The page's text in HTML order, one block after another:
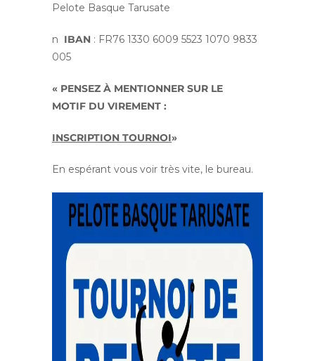
Pelote Basque Tarusate
n IBAN : FR76 1330 6009 5523 1070 9833
005
« PENSEZ À MENTIONNER SUR LE
MOTIF DU VIREMENT :
INSCRIPTION TOURNOI»
En espérant vous voir très vite, le bureau.